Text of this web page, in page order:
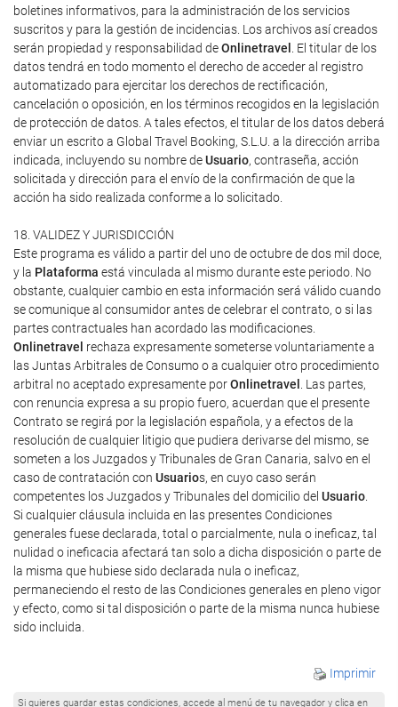
boletines informativos, para la administración de los servicios
suscritos y para la gestión de incidencias. Los archivos así creados
serán propiedad y responsabilidad deOnlinetravel
. El titular de los
datos tendrá en todo momento el derecho de acceder al registro
automatizado para ejercitar los derechos de rectificación,
cancelación o oposición, en los términos recogidos en la legislación
de protección de datos. A tales efectos, el titular de los datos deberá
enviar un escrito a Global Travel Booking, S.L.U. a la dirección arriba
indicada, incluyendo su nombre deUsuario, contraseña, acción
solicitada y dirección para el envío de la confirmación de que la
acción ha sido realizada conforme a lo solicitado.
18. VALIDEZ Y JURISDICCIÓN
Este programa es válido a partir del uno de octubre de dos mil doce,
y la Plataforma está vinculada al mismo durante este periodo. No
obstante, cualquier cambio en esta información será válido cuando
se comunique al consumidor antes de celebrar el contrato, o si las
partes contractuales han acordado las modificaciones.
Onlinetravel rechaza expresamente someterse voluntariamente a
las Juntas Arbitrales de Consumo o a cualquier otro procedimiento
arbitral no aceptado expresamente porOnlinetravel
. Las partes,
con renuncia expresa a su propio fuero, acuerdan que el presente
Contrato se regirá por la legislación española, y a efectos de la
resolución de cualquier litigio que pudiera derivarse del mismo, se
someten a los Juzgados y Tribunales de Gran Canaria, salvo en el
caso de contratación con Usuarios, en cuyo caso serán
competentes los Juzgados y Tribunales del domicilio del Usuario
Si cualquier cláusula incluida en las presentes Condiciones
generales fuese declarada, total o parcialmente, nula o ineficaz, tal
nulidad o ineficacia afectará tan solo a dicha disposición o parte de
la misma que hubiese sido declarada nula o ineficaz,
permaneciendo el resto de las Condiciones generales en pleno vigor
y efecto, como si tal disposición o parte de la misma nunca hubiese
sido incluida.
Imprimir
Si quieres guardar estas condiciones, accede al menú de tu navegador y clica en